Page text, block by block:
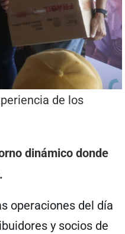
de los
dinámico donde
operaciones del día
y socios de